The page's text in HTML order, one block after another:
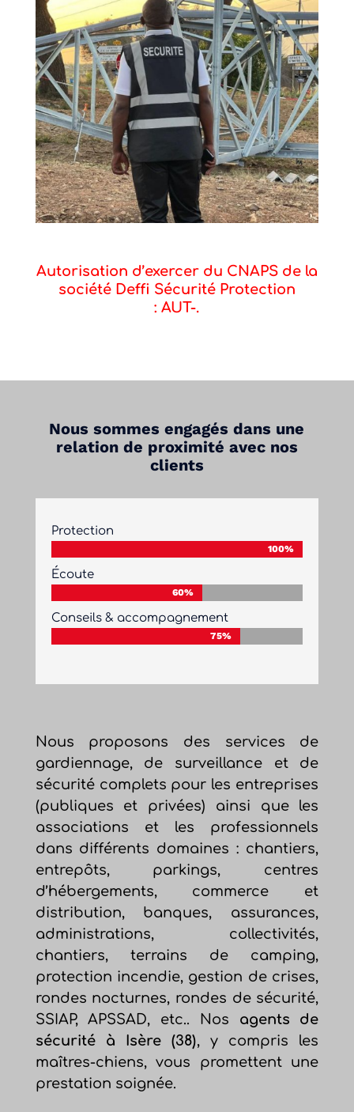
Autorisation d’exercer du CNAPS de la
société Deffi Sécurité Protection
: AUT-.
Nous sommes engagés dans une
relation de proximité avec nos
clients
Protection
100%
100%
Écoute
60%
60%
Conseils & accompagnement
75%
75%
Nous proposons des services de
gardiennage, de surveillance et de
sécurité complets pour les entreprises
(publiques et privées) ainsi que les
associations et les professionnels
dans différents domaines : chantiers,
entrepôts, parkings, centres
d’hébergements, commerce et
distribution, banques, assurances,
administrations, collectivités,
chantiers, terrains de camping,
protection incendie, gestion de crises,
rondes nocturnes, rondes de sécurité,
SSIAP, APSSAD, etc.. Nos agents de
sécurité à Isère (38), y compris les
maîtres-chiens, vous promettent une
prestation soignée.